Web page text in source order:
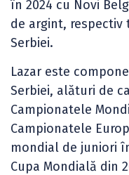
în 2024 cu Novi
de argint, respectiv
Serbiei.
Lazar este
Serbiei, alături de
Campionatele
Campionatele
mondial de juniori
Cupa Mondială din